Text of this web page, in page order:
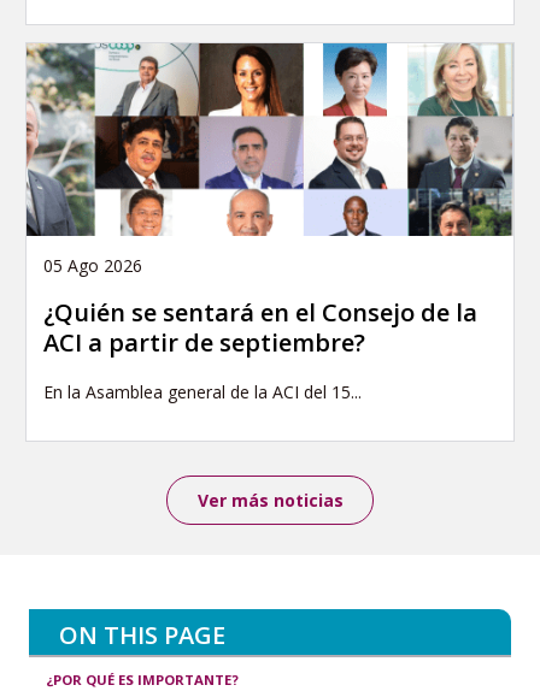
05 Ago 2026
¿Quién se sentará en el Consejo de la
ACI a partir de septiembre?
En la Asamblea general de la ACI del 15...
Ver más noticias
ON THIS PAGE
¿POR QUÉ ES IMPORTANTE?